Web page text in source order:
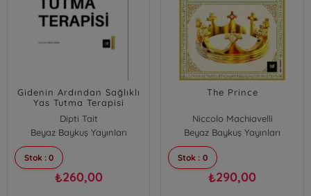
Gidenin Ardından Sağlıklı
Yas Tutma Terapisi
Dipti Tait
Beyaz Baykuş Yayınları
Stok : 0
₺260,00
The Prince
Niccolo Machiavelli
Beyaz Baykuş Yayınları
Stok : 0
₺290,00